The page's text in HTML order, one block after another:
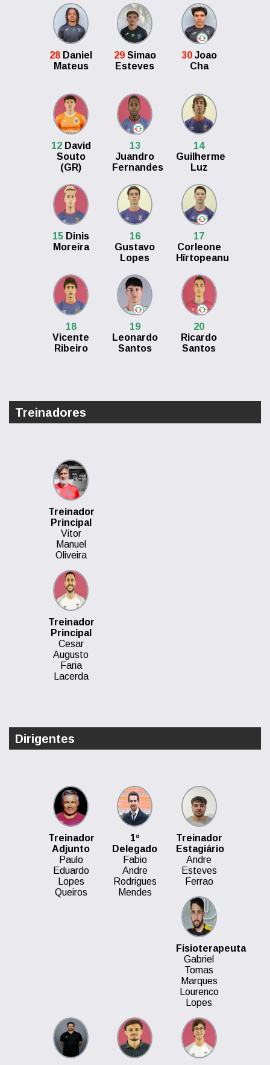
28 Daniel
Mateus
29Simao
Esteves
30Joao
Cha
12David
Souto
(GR)
13
Juandro
Fernandes
14
Guilherme
Luz
15 Dinis
Moreira
16
Gustavo
Lopes
17
Corleone
Hîrtopeanu
18
Vicente
Ribeiro
19
Leonardo
Santos
20
Ricardo
Santos
Treinadores
Treinador
Principal
Vitor
Manuel
Oliveira
Treinador
Principal
Cesar
Augusto
Faria
Lacerda
Dirigentes
Treinador
Adjunto
Paulo
Eduardo
Lopes
Queiros
1º
Delegado
Fabio
Andre
Rodrigues
Mendes
Treinador
Estagiário
Andre
Esteves
Ferrao
Fisioterapeuta
Gabriel
Tomas
Marques
Lourenco
Lopes